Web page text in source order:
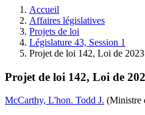
l'Assemblée
législative.
Accueil
Affaires législatives
Projets de loi
Législature 43, Session 1
Projet de loi 142, Loi de
Projet de loi 142, Loi de
McCarthy, L'hon. Todd J. (Ministre